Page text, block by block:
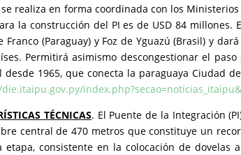
realiza en forma coordinada con los
la construcción del PI es de USD 84
Franco (Paraguay) y Foz de Yguazú (Brasil) y
Permitirá asimismo descongestionar el
desde 1965, que conecta la paraguaya Ciudad
TÉCNICAS. El Puente de la Integración
central de 470 metros que constituye un
etapa, consistente en la colocación de dovelas